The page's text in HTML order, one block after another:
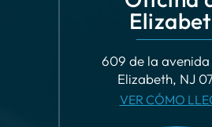
609 de la
Elizabeth, NJ
VER CÓMO